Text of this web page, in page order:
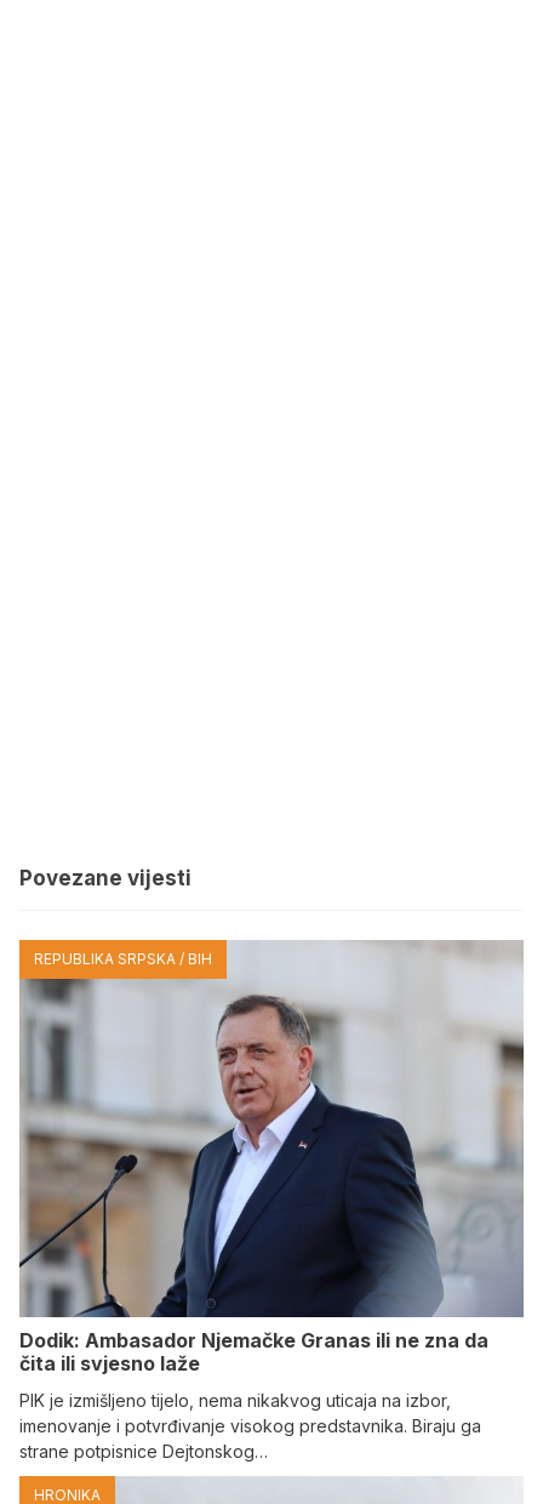
Povezane vijesti
REPUBLIKA SRPSKA / BIH
Dodik: Ambasador Njemačke Granas ili ne zna da
čita ili svjesno laže
PIK je izmišljeno tijelo, nema nikakvog uticaja na izbor,
imenovanje i potvrđivanje visokog predstavnika. Biraju ga
strane potpisnice Dejtonskog…
HRONIKA